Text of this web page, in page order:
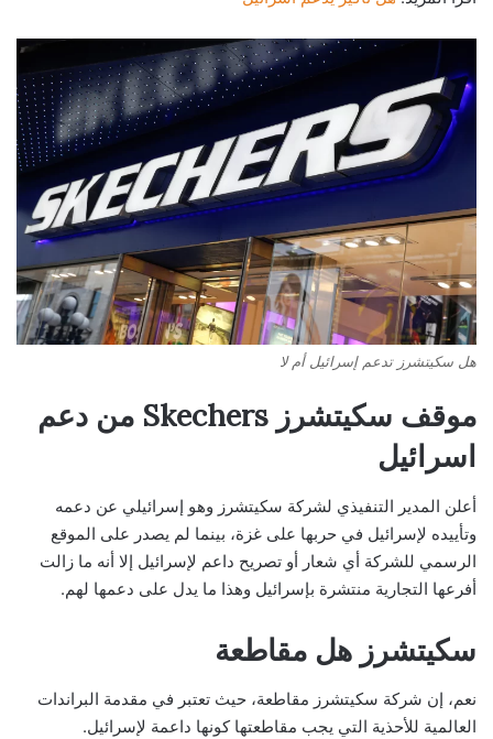
هل سكيتشرز تدعم إسرائيل أم لا
موقف سكيتشرز Skechers من دعم
اسرائيل
أعلن المدير التنفيذي لشركة سكيتشرز وهو إسرائيلي عن دعمه
وتأييده لإسرائيل في حربها على غزة، بينما لم يصدر على الموقع
الرسمي للشركة أي شعار أو تصريح داعم لإسرائيل إلا أنه ما زالت
أفرعها التجارية منتشرة بإسرائيل وهذا ما يدل على دعمها لهم.
سكيتشرز هل مقاطعة
نعم، إن شركة سكيتشرز مقاطعة، حيث تعتبر في مقدمة البراندات
العالمية للأحذية التي يجب مقاطعتها كونها داعمة لإسرائيل.